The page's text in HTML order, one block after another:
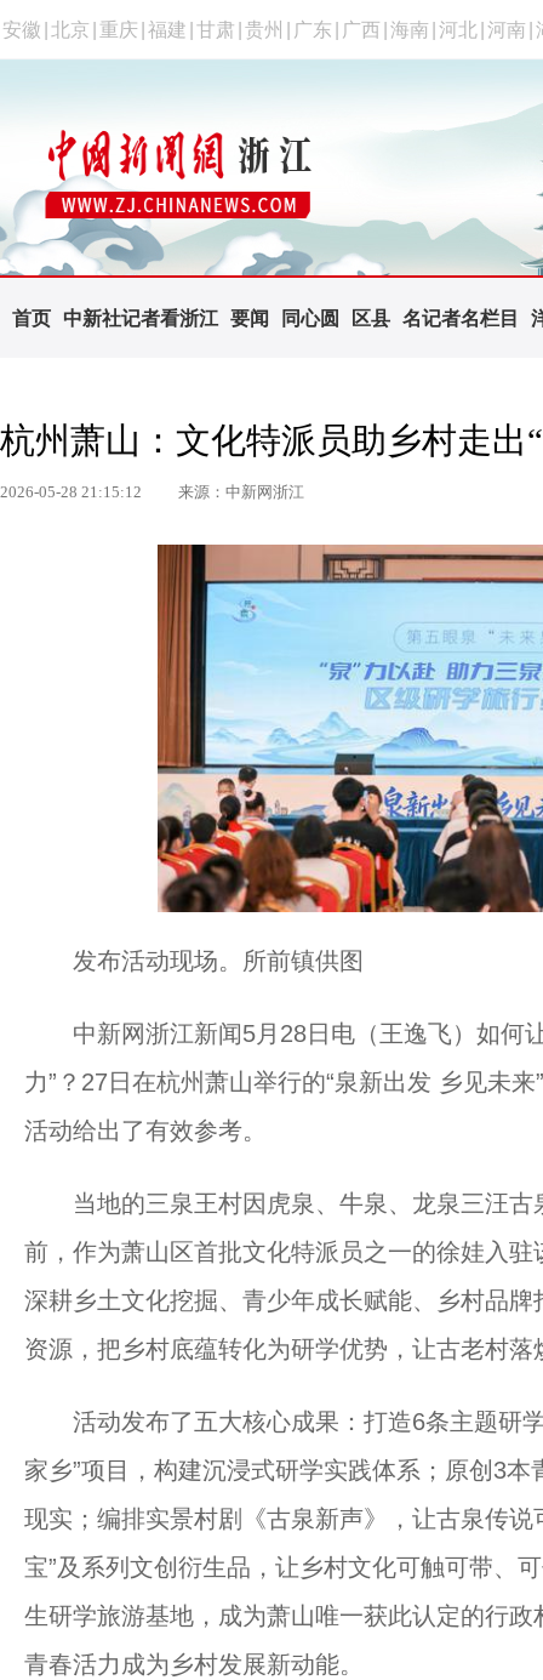
安徽 北京 重庆 福建 甘肃 贵州 广东 广西 海南 河北 河南
首页 中新社记者看浙江 要闻 同心圆 区县 名记者名栏目
杭州萧山：文化特派员助乡村走出
2026-05-28 21:15:12 来源：中新网浙江
发布活动现场。所前镇供图
中新网浙江新闻5月28日电（王逸飞）如何让
力”？27日在杭州萧山举行的“泉新出发 乡见未
活动给出了有效参考。
当地的三泉王村因虎泉、牛泉、龙泉三汪古
前，作为萧山区首批文化特派员之一的徐娃入
深耕乡土文化挖掘、青少年成长赋能、乡村品
资源，把乡村底蕴转化为研学优势，让古老村落
活动发布了五大核心成果：打造6条主题研学
家乡”项目，构建沉浸式研学实践体系；原创3本
现实；编排实景村剧《古泉新声》，让古泉传
宝”及系列文创衍生品，让乡村文化可触可带、
生研学旅游基地，成为萧山唯一获此认定的行
青春活力成为乡村发展新动能。